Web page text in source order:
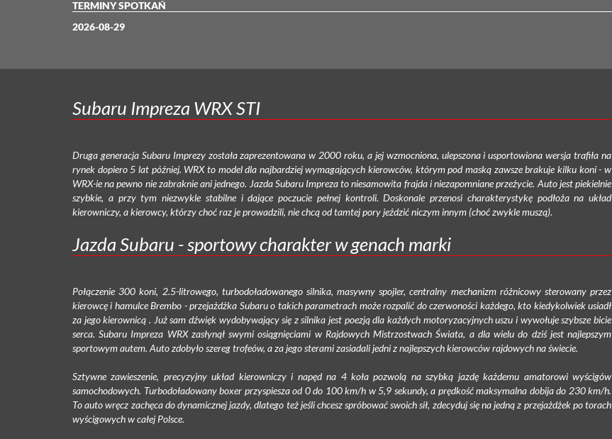
TERMINY SPOTKAŃ
2026-08-29
Subaru Impreza WRX STI
Druga generacja Subaru Imprezy została zaprezentowana w 2000 roku, a jej wzmocniona, ulepszona i usportowiona wersja trafiła na
rynek dopiero 5 lat później. WRX to model dla najbardziej wymagających kierowców, którym pod maską zawsze brakuje kilku koni - w
WRX-ie na pewno nie zabraknie ani jednego. Jazda Subaru Impreza to niesamowita frajda i niezapomniane przeżycie. Auto jest piekielnie
szybkie, a przy tym niezwykle stabilne i dające poczucie pełnej kontroli. Doskonale przenosi charakterystykę podłoża na układ
kierowniczy, a kierowcy, którzy choć raz je prowadzili, nie chcą od tamtej pory jeździć niczym innym (choć zwykle muszą).
Jazda Subaru - sportowy charakter w genach marki
Połączenie 300 koni, 2.5-litrowego, turbodoładowanego silnika, masywny spojler, centralny mechanizm różnicowy sterowany przez
kierowcę i hamulce Brembo - przejażdżka Subaru o takich parametrach może rozpalić do czerwoności każdego, kto kiedykolwiek usiadł
za jego kierownicą . Już sam dźwięk wydobywający się z silnika jest poezją dla każdych motoryzacyjnych uszu i wywołuje szybsze bicie
serca. Subaru Impreza WRX zasłynął swymi osiągnięciami w Rajdowych Mistrzostwach Świata, a dla wielu do dziś jest najlepszym
sportowym autem. Auto zdobyło szereg trofeów, a za jego sterami zasiadali jedni z najlepszych kierowców rajdowych na świecie.
Sztywne zawieszenie, precyzyjny układ kierowniczy i napęd na 4 koła pozwolą na szybką jazdę każdemu amatorowi wyścigów
samochodowych. Turbodoładowany boxer przyspiesza od 0 do 100 km/h w 5,9 sekundy, a prędkość maksymalna dobija do 230 km/h.
To auto wręcz zachęca do dynamicznej jazdy, dlatego też jeśli chcesz spróbować swoich sił, zdecyduj się na jedną z przejażdżek po torach
wyścigowych w całej Polsce.